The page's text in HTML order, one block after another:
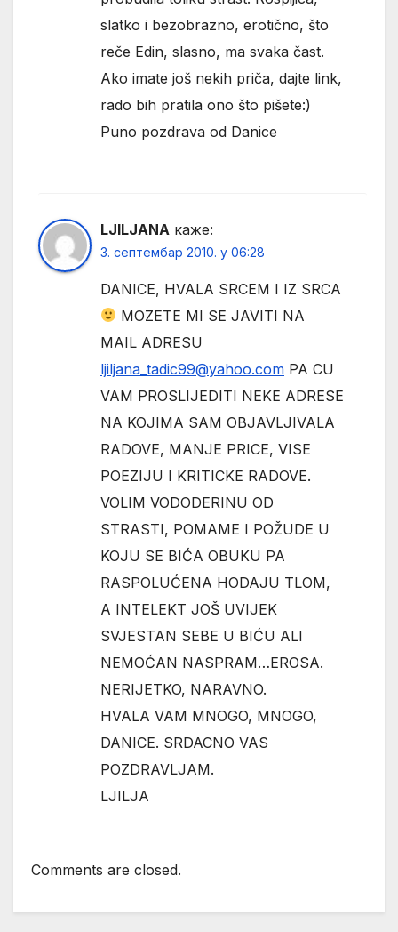
slatko i bezobrazno, erotično, što
reče Edin, slasno, ma svaka čast.
Ako imate još nekih priča, dajte link,
rado bih pratila ono što pišete:)
Puno pozdrava od Danice
LJILJANA каже:
3. септембар 2010. у 06:28
DANICE, HVALA SRCEM I IZ SRCA
MOZETE MI SE JAVITI NA
MAIL ADRESU
ljiljana_tadic99@yahoo.com PA CU
VAM PROSLIJEDITI NEKE ADRESE
NA KOJIMA SAM OBJAVLJIVALA
RADOVE, MANJE PRICE, VISE
POEZIJU I KRITICKE RADOVE.
VOLIM VODODERINU OD
STRASTI, POMAME I POŽUDE U
KOJU SE BIĆA OBUKU PA
RASPOLUĆENA HODAJU TLOM,
A INTELEKT JOŠ UVIJEK
SVJESTAN SEBE U BIĆU ALI
NEMOĆAN NASPRAM…EROSA.
NERIJETKO, NARAVNO.
HVALA VAM MNOGO, MNOGO,
DANICE. SRDACNO VAS
POZDRAVLJAM.
LJILJA
Comments are closed.